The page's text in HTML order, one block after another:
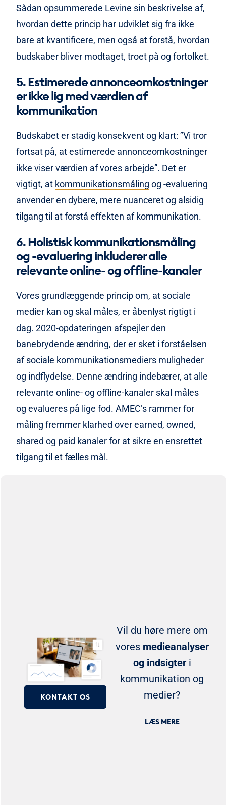
Sådan opsummerede Levine sin beskrivelse af,
hvordan dette princip har udviklet sig fra ikke
bare at kvantificere, men også at forstå, hvordan
budskaber bliver modtaget, troet på og fortolket.
5. Estimerede annonceomkostninger
er ikke lig med værdien af
kommunikation
Budskabet er stadig konsekvent og klart: ”Vi tror
fortsat på, at estimerede annonceomkostninger
ikke viser værdien af vores arbejde”. Det er
vigtigt, at kommunikationsmåling og -evaluering
anvender en dybere, mere nuanceret og alsidig
tilgang til at forstå effekten af kommunikation.
6. Holistisk kommunikationsmåling
og -evaluering inkluderer alle
relevante online- og offline-kanaler
Vores grundlæggende princip om, at sociale
medier kan og skal måles, er åbenlyst rigtigt i
dag. 2020-opdateringen afspejler den
banebrydende ændring, der er sket i forståelsen
af sociale kommunikationsmediers muligheder
og indflydelse. Denne ændring indebærer, at alle
relevante online- og offline-kanaler skal måles
og evalueres på lige fod. AMEC’s rammer for
måling fremmer klarhed over earned, owned,
shared og paid kanaler for at sikre en ensrettet
tilgang til et fælles mål.
KONTAKT OS
Vil du høre mere om
vores medieanalyser
og indsigteri
kommunikation og
medier?
LÆS MERE